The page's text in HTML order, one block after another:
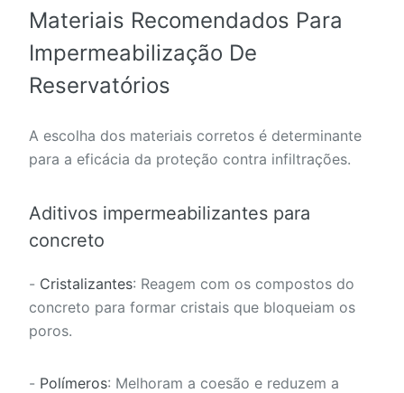
Materiais Recomendados Para
Impermeabilização De
Reservatórios
A escolha dos materiais corretos é determinante
para a eficácia da proteção contra infiltrações.
Aditivos impermeabilizantes para
concreto
- Cristalizantes: Reagem com os compostos do
concreto para formar cristais que bloqueiam os
poros.
- Polímeros: Melhoram a coesão e reduzem a